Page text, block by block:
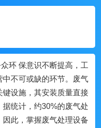
环 保意识不断提高，工
不可或缺的环节。废气
设施，其安装质量直接
统计，约30%的废气处
此，掌握废气处理设备